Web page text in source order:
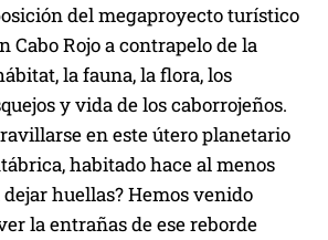
del megaproyecto turístico
Cabo Rojo a contrapelo de la
la fauna, la flora, los
y vida de los caborrojeños.
en este útero planetario
habitado hace al menos
dejar huellas? Hemos venido
la entrañas de ese reborde